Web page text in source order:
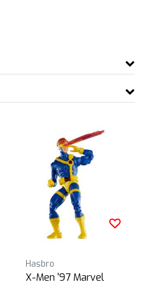
Hasbro
X-Men '97 Marvel